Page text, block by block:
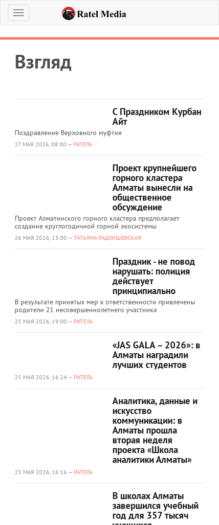
Меню
Взгляд
С Праздником Курбан
Айт
Поздравление Верховного муфтия
27 МАЯ 2026, 08:00 — РАТЕЛЬ
Проект крупнейшего
горного кластера
Алматы вынесли на
общественное
обсуждение
Проект Алматинского горного кластера предполагает
создание круглогодичной горной экосистемы
26 МАЯ 2026, 13:00 — ТАТЬЯНА РАДЗИШЕВСКАЯ
Праздник - не повод
нарушать: полиция
действует
принципиально
В результате принятых мер к ответственности привлечены
родители 21 несовершеннолетнего участника
25 МАЯ 2026, 19:00 — РАТЕЛЬ
«JAS GALA – 2026»: в
Алматы наградили
лучших студентов
25 МАЯ 2026, 16:24 — РАТЕЛЬ
Аналитика, данные и
искусство
коммуникации: в
Алматы прошла
вторая неделя
проекта «Школа
аналитики Алматы»
25 МАЯ 2026, 16:16 — РАТЕЛЬ
В школах Алматы
завершился учебный
год для 357 тысяч